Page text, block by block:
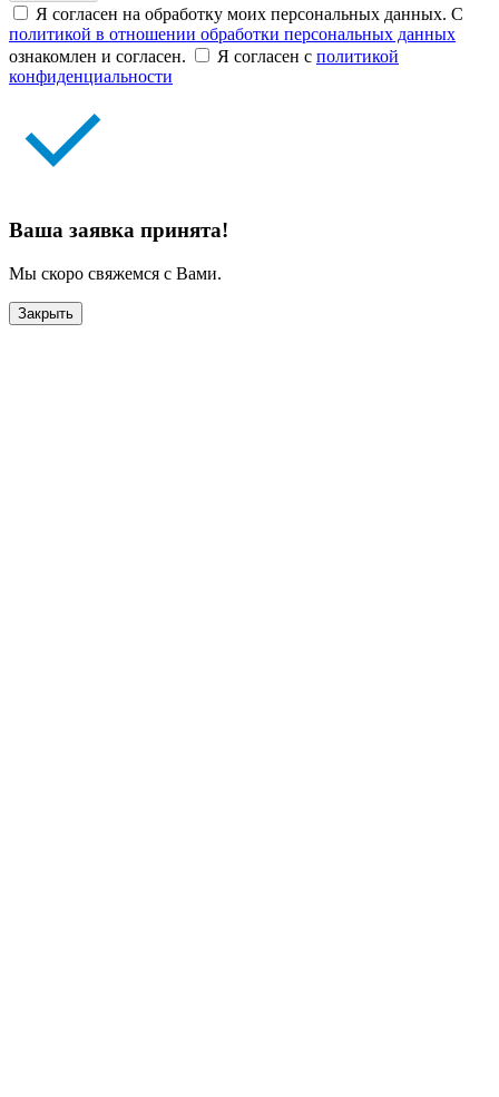
Я согласен на обработку моих персональных данных. С
политикой в отношении обработки персональных данных
ознакомлен и согласен.
Я согласен с политикой
конфиденциальности
Ваша заявка принята!
Мы скоро свяжемся с Вами.
Закрыть